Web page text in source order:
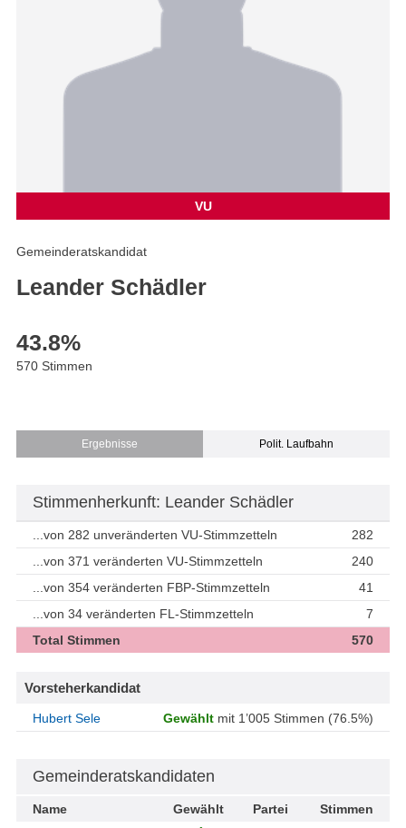
VU
Gemeinderatskandidat
Leander Schädler
43.8%
570 Stimmen
Ergebnisse Polit. Laufbahn
Stimmenherkunft: Leander Schädler
...von 282 unveränderten VU-Stimmzetteln
282
...von 371 veränderten VU-Stimmzetteln
240
...von 354 veränderten FBP-Stimmzetteln
41
...von 34 veränderten FL-Stimmzetteln
7
Total Stimmen
570
Vorsteherkandidat
Hubert Sele Gewählt mit 1’005 Stimmen (76.5%)
Gemeinderatskandidaten
Name Gewählt Partei
Stimmen